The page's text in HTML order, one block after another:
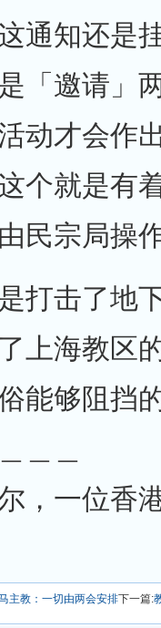
通知还是
「邀请」
动才会作
个就是有
民宗局操
打击了地
上海教区
能够阻挡
，一位香
主教：一切由两会安排下一篇: